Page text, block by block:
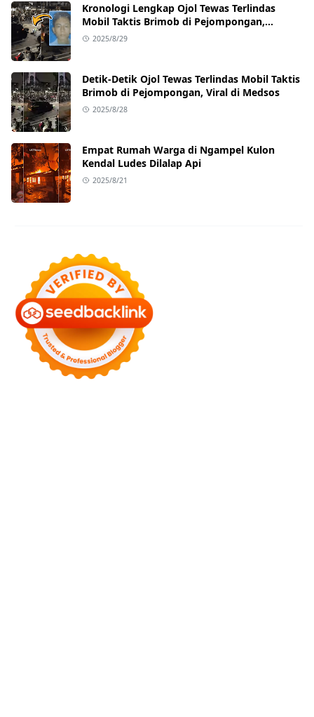
Kronologi Lengkap Ojol Tewas Terlindas
Mobil Taktis Brimob di Pejompongan,
Ternyata Sedang Antar Orderan
2025/8/29
Detik-Detik Ojol Tewas Terlindas Mobil Taktis
Brimob di Pejompongan, Viral di Medsos
2025/8/28
Empat Rumah Warga di Ngampel Kulon
Kendal Ludes Dilalap Api
2025/8/21